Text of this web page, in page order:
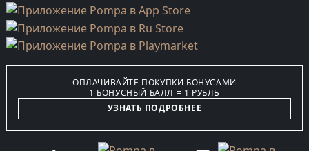
ОПЛАЧИВАЙТЕ ПОКУПКИ БОНУСАМИ
1 БОНУСНЫЙ БАЛЛ = 1 РУБЛЬ
УЗНАТЬ ПОДРОБНЕЕ